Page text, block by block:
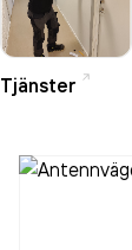
Tjänster